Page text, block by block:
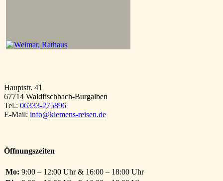
Hauptstr. 41
67714 Waldfischbach-Burgalben
Tel.: 06333-275896
E-Mail: info@klemens-reisen.de
Öffnungszeiten
Mo: 9:00 – 12:00 Uhr & 16:00 – 18:00 Uhr